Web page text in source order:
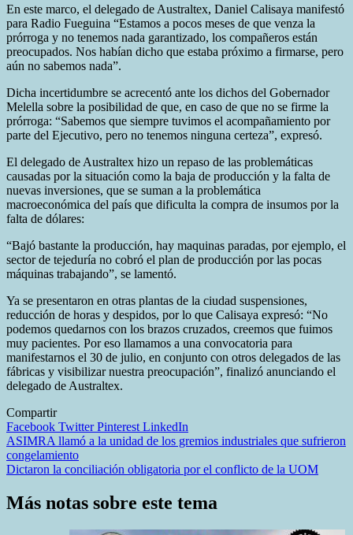
En este marco, el delegado de Australtex, Daniel Calisaya manifestó
para Radio Fueguina “Estamos a pocos meses de que venza la
prórroga y no tenemos nada garantizado, los compañeros están
preocupados. Nos habían dicho que estaba próximo a firmarse, pero
aún no sabemos nada”.
Dicha incertidumbre se acrecentó ante los dichos del Gobernador
Melella sobre la posibilidad de que, en caso de que no se firme la
prórroga: “Sabemos que siempre tuvimos el acompañamiento por
parte del Ejecutivo, pero no tenemos ninguna certeza”, expresó.
El delegado de Australtex hizo un repaso de las problemáticas
causadas por la situación como la baja de producción y la falta de
nuevas inversiones, que se suman a la problemática
macroeconómica del país que dificulta la compra de insumos por la
falta de dólares:
“Bajó bastante la producción, hay maquinas paradas, por ejemplo, el
sector de tejeduría no cobró el plan de producción por las pocas
máquinas trabajando”, se lamentó.
Ya se presentaron en otras plantas de la ciudad suspensiones,
reducción de horas y despidos, por lo que Calisaya expresó: “No
podemos quedarnos con los brazos cruzados, creemos que fuimos
muy pacientes. Por eso llamamos a una convocatoria para
manifestarnos el 30 de julio, en conjunto con otros delegados de las
fábricas y visibilizar nuestra preocupación”, finalizó anunciando el
delegado de Australtex.
Compartir
Facebook TwitterPinterest LinkedIn
Navegación
de
ASIMRA llamó a la unidad de los gremios industriales que sufrieron
congelamiento
Dictaron la conciliación obligatoria por el conflicto de la UOM
Más notas sobre este tema